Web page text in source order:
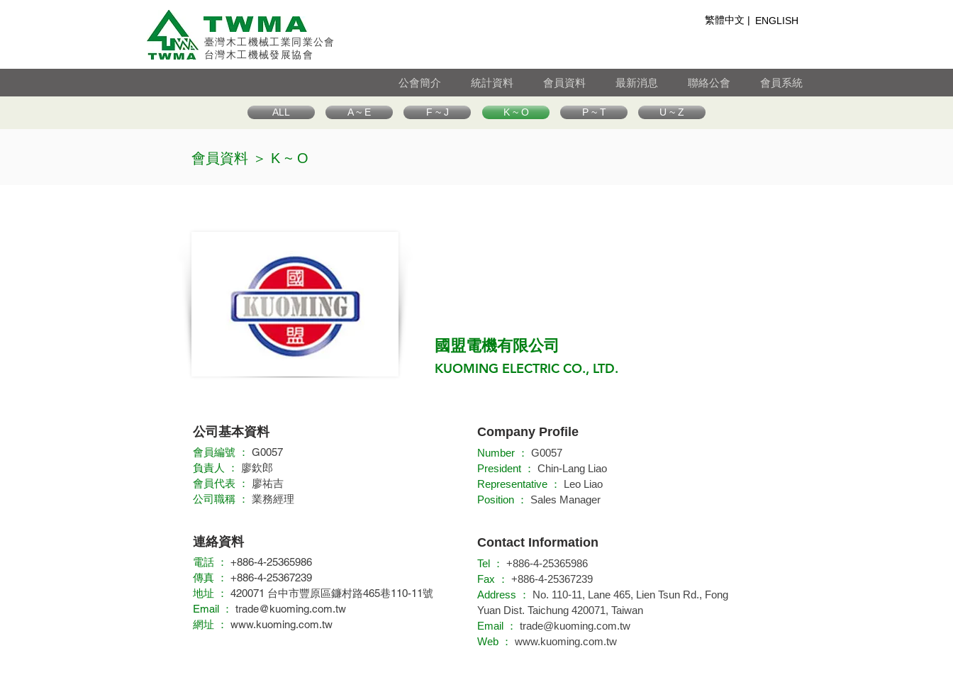
臺灣木工機械工業同業公會
台灣木工機械發展協會
繁體中文 | ENGLISH
公會簡介 統計資料 會員資料 最新消息 聯絡公會 會員系統
ALL A ~ E F ~ J K ~ O P ~ T U ~ Z
會員資料 ＞ K ~ O
國盟電機有限公司
KUOMING ELECTRIC CO., LTD.
公司基本資料
會員編號 ： G0057
負責人 ：
廖欽郎
會員代表 ：
廖祐吉
公司職稱 ： 業務經理
連絡資料
電話 ： +886-4-25365986
傳真 ： +886-4-25367239
地址 ： 420071 台中市豐原區鐮村路465巷110-11號
Email ： trade@kuoming.com.tw
網址 ： www.kuoming.com.tw
Company Profile
Number ： G0057
President ： Chin-Lang Liao
Representative ：
Leo Liao
Position ：
Sales Manager
Contact Information
Tel ： +886-4-25365986
Fax ： +886-4-25367239
Address ： No. 110-11, Lane 465, Lien Tsun Rd., Fong
Yuan Dist. Taichung 420071, Taiwan
Email ： trade@kuoming.com.tw
Web ： www.kuoming.com.tw